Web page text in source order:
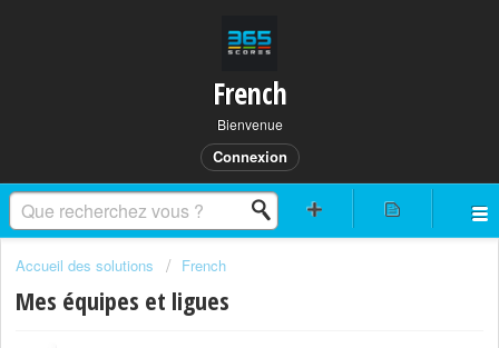
French
Bienvenue
Connexion
Accueil des solutions French
Mes équipes et ligues